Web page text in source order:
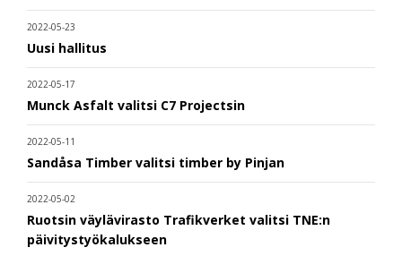
2022-05-23
Uusi hallitus
2022-05-17
Munck Asfalt valitsi C7 Projectsin
2022-05-11
Sandåsa Timber valitsi timber by Pinjan
2022-05-02
Ruotsin väylävirasto Trafikverket valitsi TNE:n
päivitystyökalukseen